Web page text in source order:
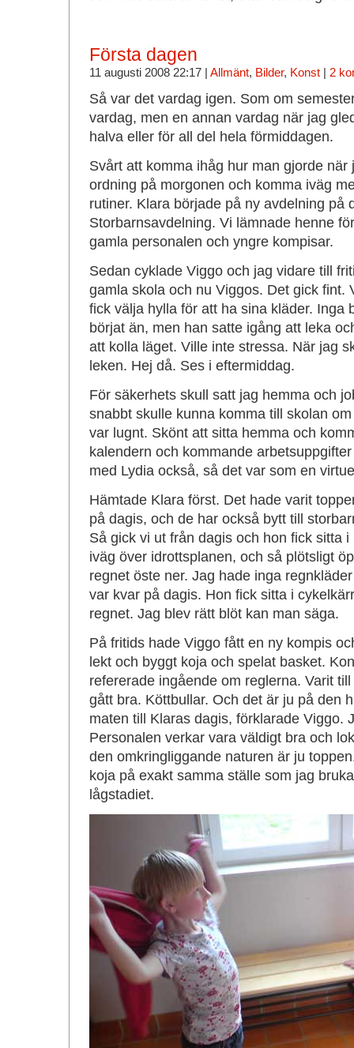
Första dagen
11 augusti 2008 22:17 | Allmänt, Bilder, Konst| 2
Så var det vardag igen. Som om
vardag, men en annan vardag när jag
halva eller för all del hela förmiddagen.
Svårt att komma ihåg hur man gjorde när
ordning på morgonen och komma iväg
rutiner. Klara började på ny avdelning på
Storbarnsavdelning. Vi lämnade henne
gamla personalen och yngre kompisar.
Sedan cyklade Viggo och jag vidare till
gamla skola och nu Viggos. Det gick fint.
fick välja hylla för att ha sina kläder. Inga
börjat än, men han satte igång att leka
att kolla läget. Ville inte stressa. När jag
leken. Hej då. Ses i eftermiddag.
För säkerhets skull satt jag hemma och
snabbt skulle kunna komma till skolan
var lugnt. Skönt att sitta hemma och
kalendern och kommande
med Lydia också, så det var som en
Hämtade Klara först. Det hade varit
på dagis, och de har också bytt till
Så gick vi ut från dagis och hon fick sitta
iväg över idrottsplanen, och så plötsligt
regnet öste ner. Jag hade inga
var kvar på dagis. Hon fick sitta i
regnet. Jag blev rätt blöt kan man säga.
På fritids hade Viggo fått en ny kompis
lekt och byggt koja och spelat basket.
refererade ingående om reglerna. Varit
gått bra. Köttbullar. Och det är ju på den
maten till Klaras dagis, förklarade Viggo.
Personalen verkar vara väldigt bra och
den omkringliggande naturen är ju
koja på exakt samma ställe som jag
lågstadiet.